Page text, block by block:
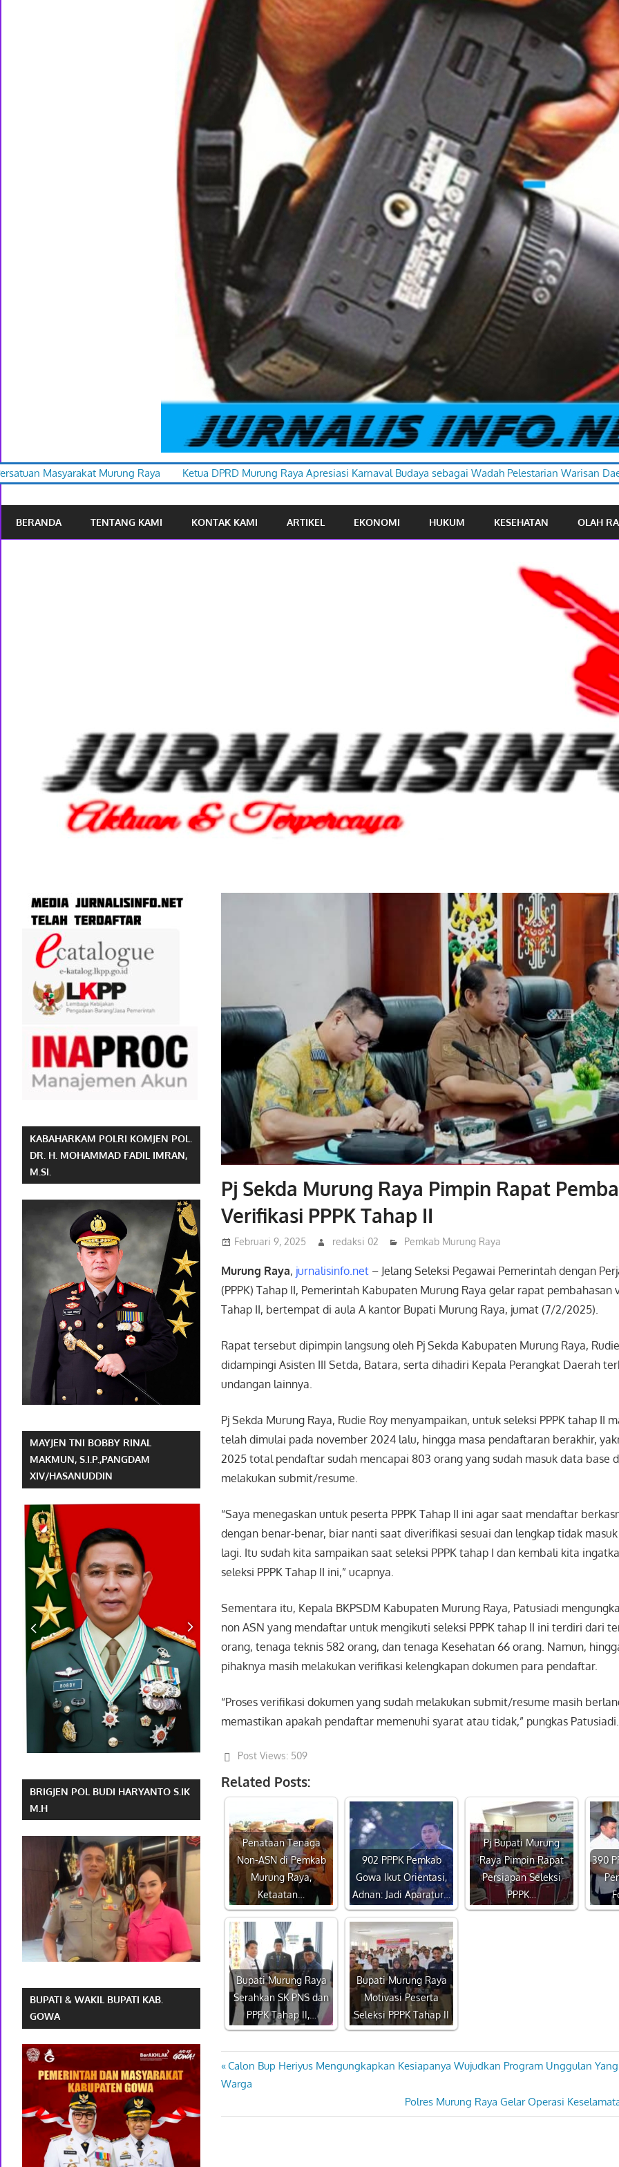
Raya Ketua DPRD Murung Raya Apresiasi Karnaval Budaya sebagai Wadah Pelestarian Warisan Daerah
BERANDA TENTANG KAMI KONTAK KAMI ARTIKEL EKONOMI HUKUM KESEHATAN OLAH
Pj Sekda Murung Raya Pimpin Rapat
Verifikasi PPPK Tahap II
Februari 9, 2025 redaksi 02 Pemkab Murung Raya
Murung Raya, jurnalisinfo.net – Jelang Seleksi Pegawai Pemerintah dengan
(PPPK) Tahap II, Pemerintah Kabupaten Murung Raya gelar rapat pembahasan
Tahap II, bertempat di aula A kantor Bupati Murung Raya, jumat (7/2/2025).
Rapat tersebut dipimpin langsung oleh Pj Sekda Kabupaten Murung Raya,
didampingi Asisten III Setda, Batara, serta dihadiri Kepala Perangkat Daerah
undangan lainnya.
Pj Sekda Murung Raya, Rudie Roy menyampaikan, untuk seleksi PPPK tahap II
telah dimulai pada november 2024 lalu, hingga masa pendaftaran berakhir,
2025 total pendaftar sudah mencapai 803 orang yang sudah masuk data base
melakukan submit/resume.
“Saya menegaskan untuk peserta PPPK Tahap II ini agar saat mendaftar
dengan benar-benar, biar nanti saat diverifikasi sesuai dan lengkap tidak
lagi. Itu sudah kita sampaikan saat seleksi PPPK tahap I dan kembali kita
seleksi PPPK Tahap II ini,” ucapnya.
Sementara itu, Kepala BKPSDM Kabupaten Murung Raya, Patusiadi
non ASN yang mendaftar untuk mengikuti seleksi PPPK tahap II ini terdiri dari
orang, tenaga teknis 582 orang, dan tenaga Kesehatan 66 orang. Namun,
pihaknya masih melakukan verifikasi kelengkapan dokumen para pendaftar.
“Proses verifikasi dokumen yang sudah melakukan submit/resume masih
memastikan apakah pendaftar memenuhi syarat atau tidak,” pungkas
Post Views: 509
Related Posts:
Penataan Tenaga
Non-ASN di Pemkab
Murung Raya,
Ketaatan…
902 PPPK Pemkab
Gowa Ikut Orientasi,
Adnan: Jadi Aparatur…
Pj Bupati Murung
Raya Pimpin Rapat
Persiapan Seleksi
PPPK…
390
Bupati Murung Raya
Serahkan SK PNS dan
PPPK Tahap II,…
Bupati Murung Raya
Motivasi Peserta
Seleksi PPPK Tahap II
Navigasi
pos
Previous
Post:
Calon Bup Heriyus Mengungkapkan Kesiapanya Wujudkan Program Unggulan
Warga
Next
Post:
Polres Murung Raya Gelar Operasi
KABAHARKAM POLRI KOMJEN POL.
DR. H. MOHAMMAD FADIL IMRAN,
M.SI.
MAYJEN TNI BOBBY RINAL
MAKMUN, S.I.P.,PANGDAM
XIV/HASANUDDIN
BRIGJEN POL BUDI HARYANTO S.IK
M.H
BUPATI & WAKIL BUPATI KAB.
GOWA